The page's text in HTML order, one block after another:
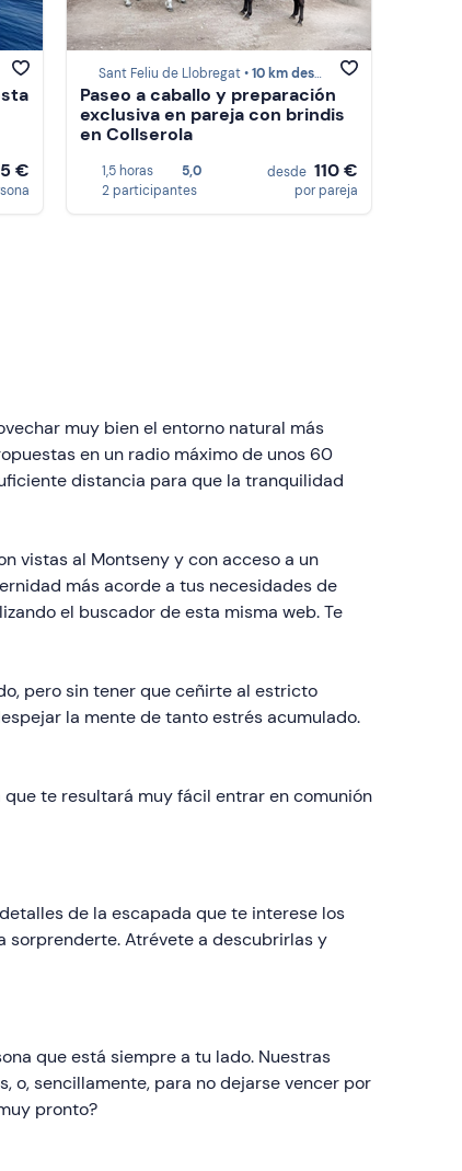
€
Sant Feliu de Llobregat •10 km desde Barcelona
Paseo a caballo y preparación
exclusiva en pareja con brindis
en Collserola
1,5 horas
5,0
2 participantes
desde 110 €
por pareja
muy bien el entorno natural más
en un radio máximo de unos 60
distancia para que la tranquilidad
vistas al Montseny y con acceso a un
más acorde a tus necesidades de
el buscador de esta misma web. Te
pero sin tener que ceñirte al estricto
la mente de tanto estrés acumulado.
te resultará muy fácil entrar en comunión
de la escapada que te interese los
sorprenderte. Atrévete a descubrirlas y
que está siempre a tu lado. Nuestras
o, sencillamente, para no dejarse vencer por
pronto?